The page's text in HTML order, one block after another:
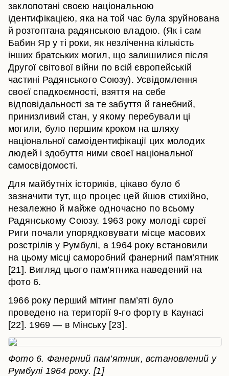
заклопотані своєю національною
ідентифікацією, яка на той час була зруйнована
й розтоптана радянською владою. (Як і сам
Бабин Яр у ті роки, як незліченна кількість
інших братських могил, що залишилися після
Другої світової війни по всій європейській
частині Радянського Союзу). Усвідомлення
своєї спадкоємності, взяття на себе
відповідальності за те забуття й ганебний,
принизливий стан, у якому перебували ці
могили, було першим кроком на шляху
національної самоідентифікації цих молодих
людей і здобуття ними своєї національної
самосвідомості.
Для майбутніх істориків, цікаво було б
зазначити тут, що процес цей йшов стихійно,
незалежно й майже одночасно по всьому
Радянському Союзу. 1963 року молоді євреї
Риги почали упорядковувати місце масових
розстрілів у Румбулі, а 1964 року встановили
на цьому місці саморобний фанерний пам’ятник
[21]. Вигляд цього пам’ятника наведений на
фото 6.
1966 року перший мітинг пам’яті було
проведено на території 9-го форту в Каунасі
[22]. 1969 — в Мінську [23].
Фото 6. Фанерний пам’ятник, встановлений у
Румбулі 1964 року. [1]